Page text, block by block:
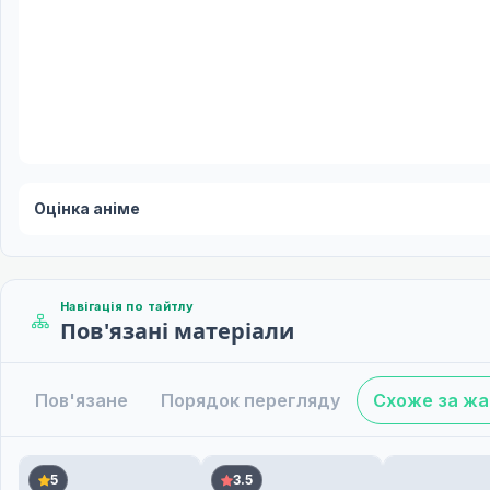
Оцінка аніме
Навігація по тайтлу
Пов'язані матеріали
Пов'язане Порядок перегляду Схоже за
5 3.5